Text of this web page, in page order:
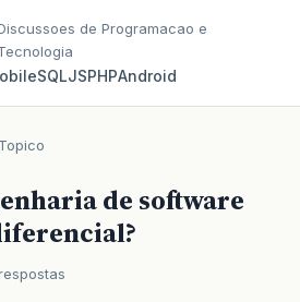
de Programacao e
SQLJSPHPAndroid
Topico
de software